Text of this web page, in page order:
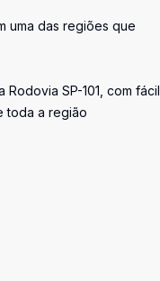
uma das regiões que
SP-101, com fácil
toda a região